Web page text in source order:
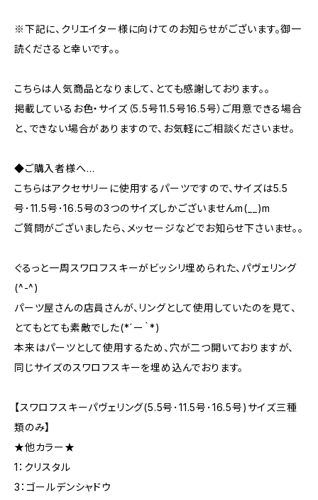
※下記に、クリエイター様に向けてのお知らせがございます。御一
読くださると幸いです。。
こちらは人気商品となりまして、とても感謝しております。。
掲載しているお色・サイズ（5.5号11.5号16.5号）ご用意できる場合
と、できない場合がありますので、お気軽にご相談くださいませ。
◆ご購入者様へ…
こちらはアクセサリーに使用するパーツですので、サイズは5.5
号･11.5号･16.5号の3つのサイズしかございませんm(__)m
ご質問がございましたら、メッセージなどでお知らせ下さいませ。。
ぐるっと一周スワロフスキーがビッシリ埋められた、パヴェリング
(^-^)
パーツ屋さんの店員さんが、リングとして使用していたのを見て、
とてもとても素敵でした(*´ー｀*)
本来はパーツとして使用するため、穴が二つ開いておりますが、
同じサイズのスワロフスキーを埋め込んでおります。
【スワロフスキーパヴェリング(5.5号･11.5号･16.5号)サイズ三種
類のみ】
★他カラー★
1：クリスタル
3：ゴールデンシャドウ